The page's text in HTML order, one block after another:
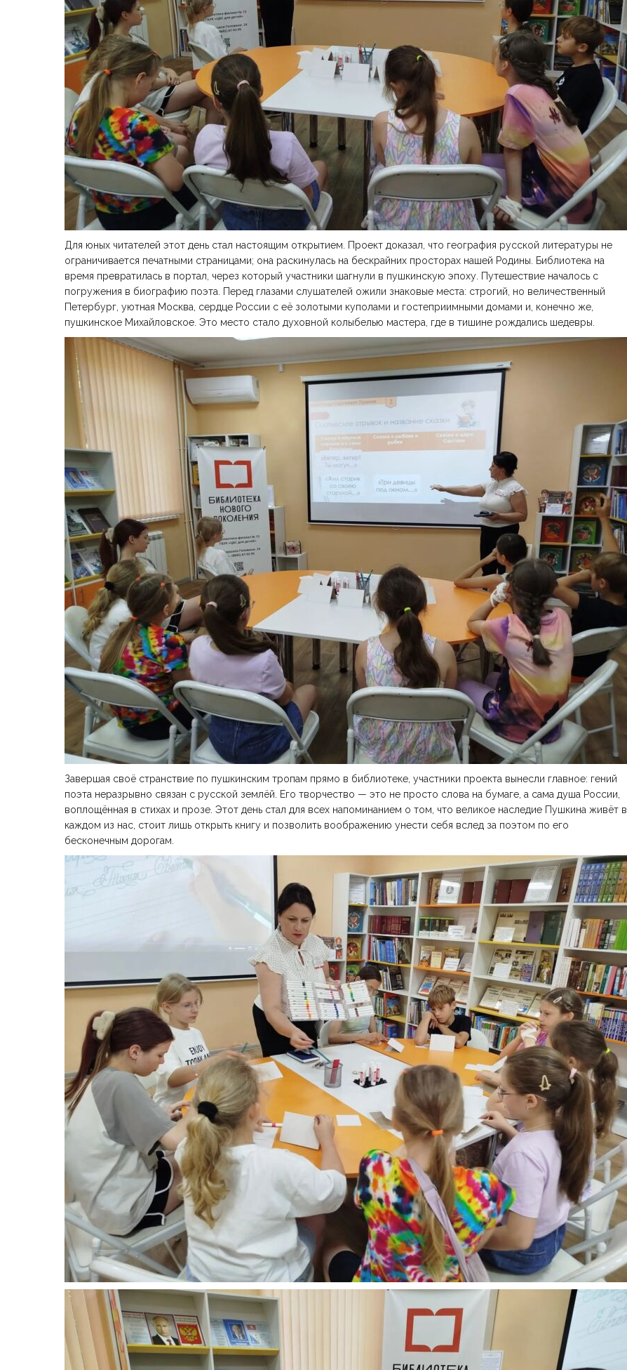
Для юных читателей этот день стал настоящим открытием. Проект доказал, что география русской литературы не
ограничивается печатными страницами; она раскинулась на бескрайних просторах нашей Родины. Библиотека на
время превратилась в портал, через который участники шагнули в пушкинскую эпоху. Путешествие началось с
погружения в биографию поэта. Перед глазами слушателей ожили знаковые места: строгий, но величественный
Петербург, уютная Москва, сердце России с её золотыми куполами и гостеприимными домами и, конечно же,
пушкинское Михайловское. Это место стало духовной колыбелью мастера, где в тишине рождались шедевры.
Завершая своё странствие по пушкинским тропам прямо в библиотеке, участники проекта вынесли главное: гений
поэта неразрывно связан с русской землёй. Его творчество — это не просто слова на бумаге, а сама душа России,
воплощённая в стихах и прозе. Этот день стал для всех напоминанием о том, что великое наследие Пушкина живёт в
каждом из нас, стоит лишь открыть книгу и позволить воображению унести себя вслед за поэтом по его
бесконечным дорогам.